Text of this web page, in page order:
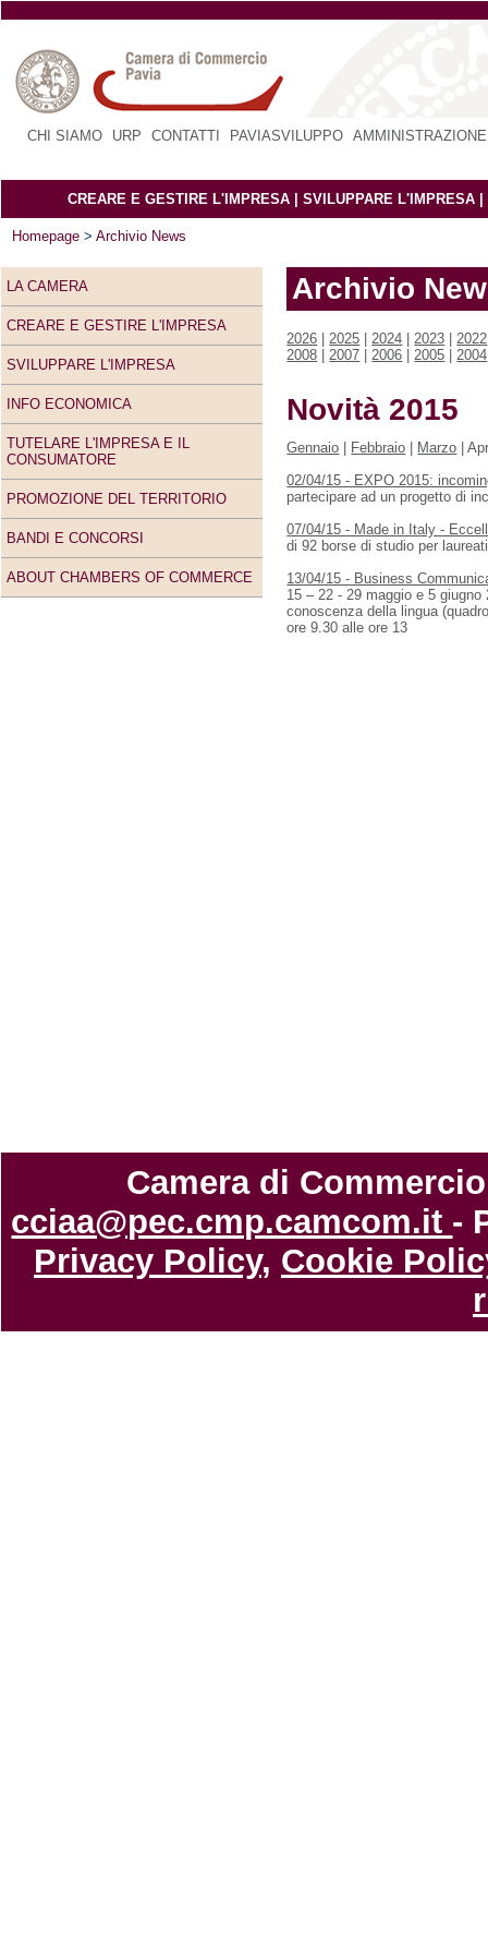
CHI SIAMO URP CONTATTI PAVIASVILUPPO
CREARE E GESTIRE L'IMPRESA SVILUPPARE L'IMPRESA
Homepage > Archivio News
LA CAMERA
CREARE E GESTIRE L'IMPRESA
SVILUPPARE L'IMPRESA
INFO ECONOMICA
TUTELARE L'IMPRESA E IL
CONSUMATORE
PROMOZIONE DEL TERRITORIO
BANDI E CONCORSI
ABOUT CHAMBERS OF COMMERCE
Archivio
2026 |2025 |2024 |2023 |2022
2008 |2007 |2006 |2005 |2004
Novità 2015
Gennaio | Febbraio | Marzo |
02/04/15 - EXPO 2015:
partecipare ad un progetto di
07/04/15 - Made in Italy -
di 92 borse di studio per
13/04/15 - Business
15 – 22 - 29 maggio e 5
conoscenza della lingua
ore 9.30 alle ore 13
Camera di
cciaa@pec.cmp.camcom.it -
Privacy Policy, Cookie